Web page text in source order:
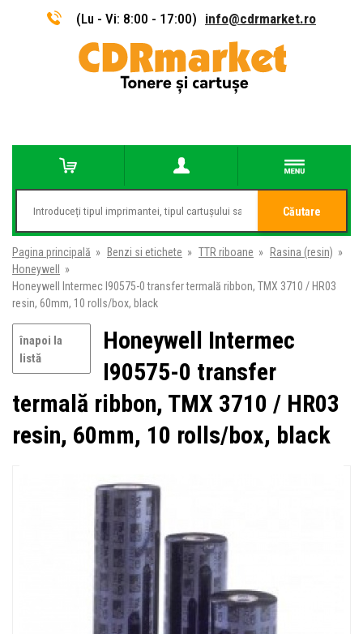
(Lu - Vi: 8:00 - 17:00) info@cdrmarket.ro
Căutare
Pagina principală » Benzi si etichete » TTR riboane » Rasina (resin) »
Honeywell
»
Honeywell Intermec I90575-0 transfer termală ribbon, TMX 3710 / HR03
resin, 60mm, 10 rolls/box, black
înapoi la
listă
Honeywell Intermec
I90575-0 transfer
termală ribbon, TMX 3710 / HR03
resin, 60mm, 10 rolls/box, black